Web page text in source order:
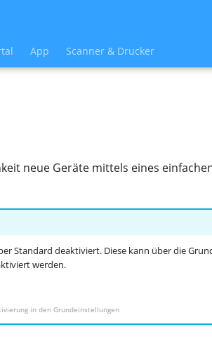
App Scanner & Drucker
neue Geräte mittels eines
Standard deaktiviert. Diese kann über die
werden.
in den Grundeinstellungen